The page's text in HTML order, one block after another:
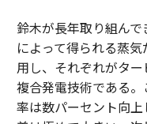
鈴木が長年取り組ん
によって得られる蒸
用し、それぞれがタ
複合発電技術である
率は数パーセント向